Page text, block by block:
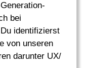
bei
identifizierst
von unseren
darunter UX/